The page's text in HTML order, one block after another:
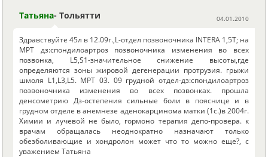
Татьяна- Тольятти 04.01.2010
Здравствуйте 45л в 12.09г.,L-отдел позвоночника INTERA 1,5T; на
МРТ дз:спондилоартроз позвоночника изменения во всех
позвонка, L5,S1-значительное снижение высоты,где
определяются зоны жировой дегенерации протрузия. грыжи
шмоля L1,L3,L5. МРТ 03. 09 грудной отдел-дз:спондилоартроз
позвоночника изменения во всех позвонках. прошла
денсометрию Дз-остепения сильные боли в пояснице и в
грудном отделе в анемнезе аденокарцинома матки (1c.)в 2004г.
Химии и лучевой не было, гормоно терапия депо-провера. к
врачам обращалась неоднократно назначают только
обезболивающие и хондролон может что то можно еще?, с
уважением Татьяна